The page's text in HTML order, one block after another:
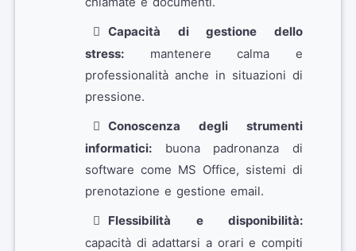
Capacità di gestione dello
stress: mantenere calma e
professionalità anche in situazioni di
pressione.
Conoscenza degli strumenti
informatici: buona padronanza di
software come MS Office, sistemi di
prenotazione e gestione email.
Flessibilità e disponibilità:
capacità di adattarsi a orari e compiti